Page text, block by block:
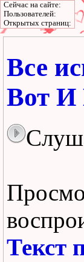
Все
Вот И
Текст
Сейчас на сайте:
Пользователей:
Открытых страниц: